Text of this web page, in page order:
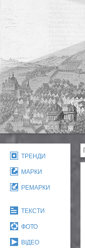
ТРЕНДИ
МАРКИ
РЕМАРКИ
ТЕКСТИ
ФОТО
ВІДЕО